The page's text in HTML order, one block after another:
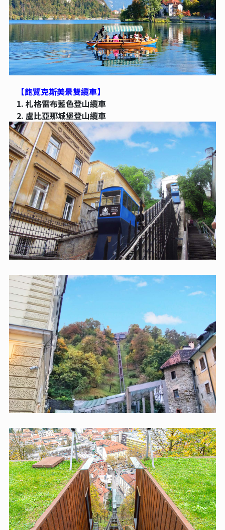
【飽覽克斯美景雙纜車】
1. 札格雷布藍色登山纜車
2. 盧比亞那城堡登山纜車